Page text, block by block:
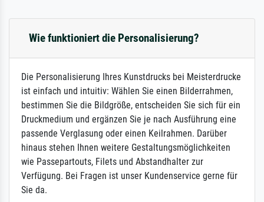
Wie funktioniert die Personalisierung?
Die Personalisierung Ihres Kunstdrucks bei Meisterdrucke
ist einfach und intuitiv: Wählen Sie einen Bilderrahmen,
bestimmen Sie die Bildgröße, entscheiden Sie sich für ein
Druckmedium und ergänzen Sie je nach Ausführung eine
passende Verglasung oder einen Keilrahmen. Darüber
hinaus stehen Ihnen weitere Gestaltungsmöglichkeiten
wie Passepartouts, Filets und Abstandhalter zur
Verfügung. Bei Fragen ist unser Kundenservice gerne für
Sie da.